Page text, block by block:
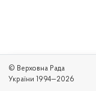
© Верховна Рада
України 1994—2026